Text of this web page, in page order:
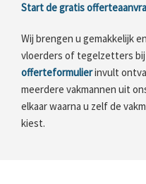
Start de gratis
Wij brengen u gemakkelijk
vloerders of tegelzetters bij
offerteformulierinvult
meerdere vakmannen uit
elkaar waarna u zelf de
kiest.